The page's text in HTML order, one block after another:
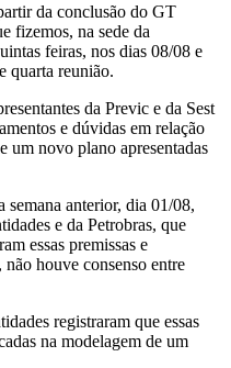
da conclusão do GT
fizemos, na sede da
feiras, nos dias 08/08 e
quarta reunião.
da Previc e da Sest
e dúvidas em relação
um novo plano apresentadas
semana anterior, dia 01/08,
e da Petrobras, que
essas premissas e
não houve consenso entre
registraram que essas
na modelagem de um